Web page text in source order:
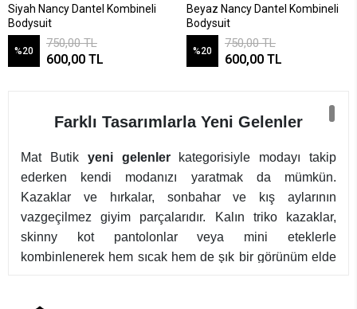
Siyah Nancy Dantel Kombineli
Bodysuit
%20
750,00 TL
600,00 TL
Beyaz Nancy Dantel Kombineli
Bodysuit
%20
750,00 TL
600,00 TL
Farklı Tasarımlarla Yeni Gelenler
Mat Butik yeni gelenlerkategorisiyle modayı takip
ederken kendi modanızı yaratmak da mümkün.
Kazaklar ve hırkalar, sonbahar ve kış aylarının
vazgeçilmez giyim parçalarıdır. Kalın triko kazaklar,
skinny kot pantolonlar veya mini eteklerle
kombinlenerek hem sıcak hem de şık bir görünüm elde